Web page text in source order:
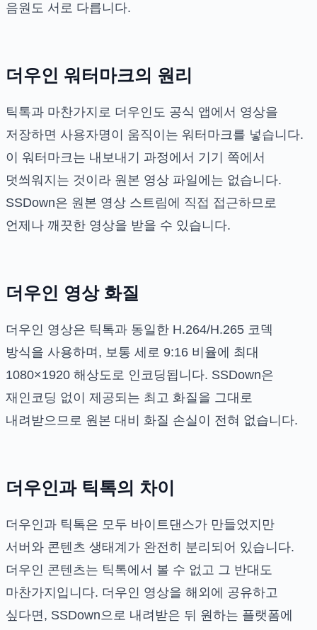
음원도 서로 다릅니다.
더우인 워터마크의 원리
틱톡과 마찬가지로 더우인도 공식 앱에서 영상을
저장하면 사용자명이 움직이는 워터마크를 넣습니다.
이 워터마크는 내보내기 과정에서 기기 쪽에서
덧씌워지는 것이라 원본 영상 파일에는 없습니다.
SSDown은 원본 영상 스트림에 직접 접근하므로
언제나 깨끗한 영상을 받을 수 있습니다.
더우인 영상 화질
더우인 영상은 틱톡과 동일한 H.264/H.265 코덱
방식을 사용하며, 보통 세로 9:16 비율에 최대
1080×1920 해상도로 인코딩됩니다. SSDown은
재인코딩 없이 제공되는 최고 화질을 그대로
내려받으므로 원본 대비 화질 손실이 전혀 없습니다.
더우인과 틱톡의 차이
더우인과 틱톡은 모두 바이트댄스가 만들었지만
서버와 콘텐츠 생태계가 완전히 분리되어 있습니다.
더우인 콘텐츠는 틱톡에서 볼 수 없고 그 반대도
마찬가지입니다. 더우인 영상을 해외에 공유하고
싶다면, SSDown으로 내려받은 뒤 원하는 플랫폼에